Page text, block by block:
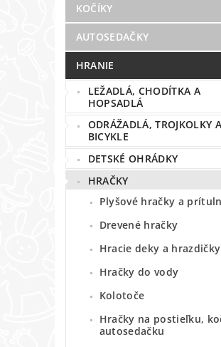
KOČÍKY
AUTOSEDAČKY
HRANIE
LEŽADLÁ, CHODÍTKA A
HOPSADLÁ
ODRÁŽADLÁ, TROJKOLKY A
BICYKLE
DETSKÉ OHRÁDKY
HRAČKY
Plyšové hračky a
Drevené hračky
Hracie deky a hrazdičky
Hračky do vody
Kolotoče
Hračky na postieľku,
autosedačku